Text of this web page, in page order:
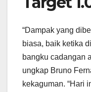
“Dampak yang
biasa, baik ketika
bangku cadangan
ungkap Bruno
kekaguman. “Hari